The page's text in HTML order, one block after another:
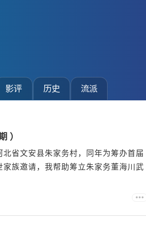
影评 历史 流派
）
省文安县朱家务村，同年为筹办首届
族邀请，我帮助筹立朱家务董海川武